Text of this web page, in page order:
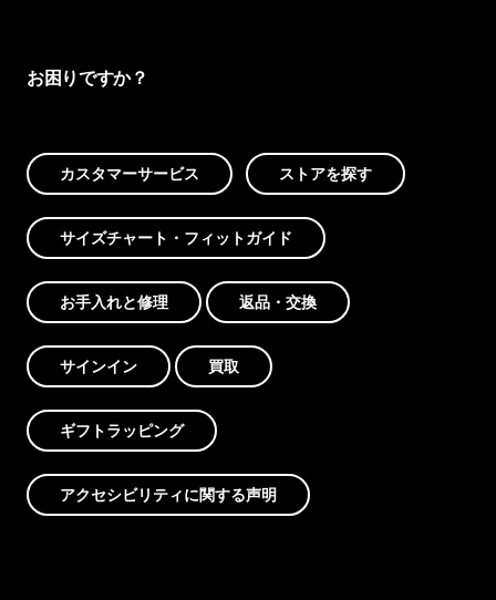
お困りですか？
カスタマーサービス ストアを探す
サイズチャート・フィットガイド
お手入れと修理 返品・交換
サインイン 買取
ギフトラッピング
アクセシビリティに関する声明